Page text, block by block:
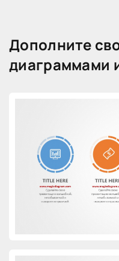
Дополните
диаграммами